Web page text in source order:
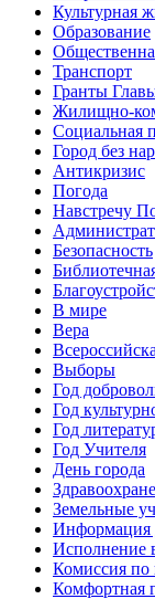
Культурная
Образование
Транспорт
Гранты
Жилищно-
Социальная
Город без
Антикризис
Погода
Навстречу
Безопасность
В мире
Вера
Выборы
Год
Год
Год
Год Учителя
День города
Земельные
Информация
Исполнение
Комиссия по
Комфортная